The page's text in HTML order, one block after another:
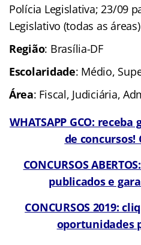
Polícia Legislativa; 23/09
Legislativo (todas as
Região: Brasília-DF
Escolaridade: Médio,
Área: Fiscal, Judiciária,
WHATSAPP GCO:
de concursos!
CONCURSOS
publicados e
CONCURSOS 2019:
oportunidades